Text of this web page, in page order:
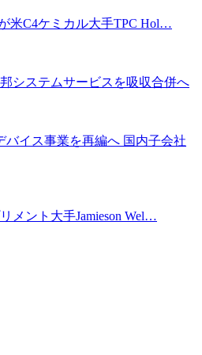
米C4ケミカル大手TPC Hol…
システムサービスを吸収合併へ
バイス事業を再編へ 国内子会社
メント大手Jamieson Wel…